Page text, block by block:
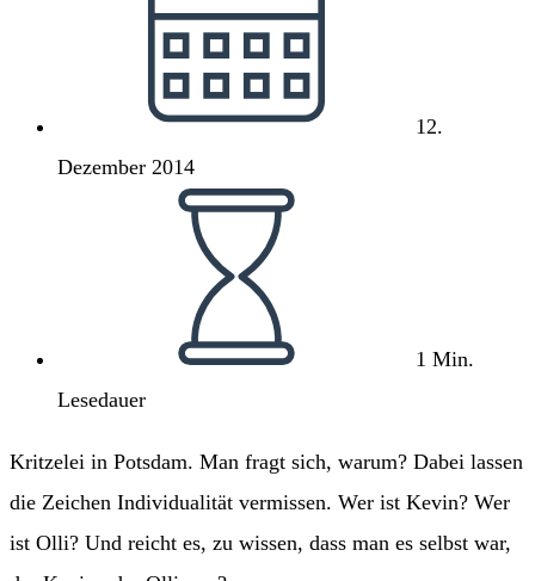
veröffentlicht:
12.
Dezember 2014
1 Min.
Lesedauer
Kritzelei in Potsdam. Man fragt sich, warum? Dabei lassen
die Zeichen Individualität vermissen. Wer ist Kevin? Wer
ist Olli? Und reicht es, zu wissen, dass man es selbst war,